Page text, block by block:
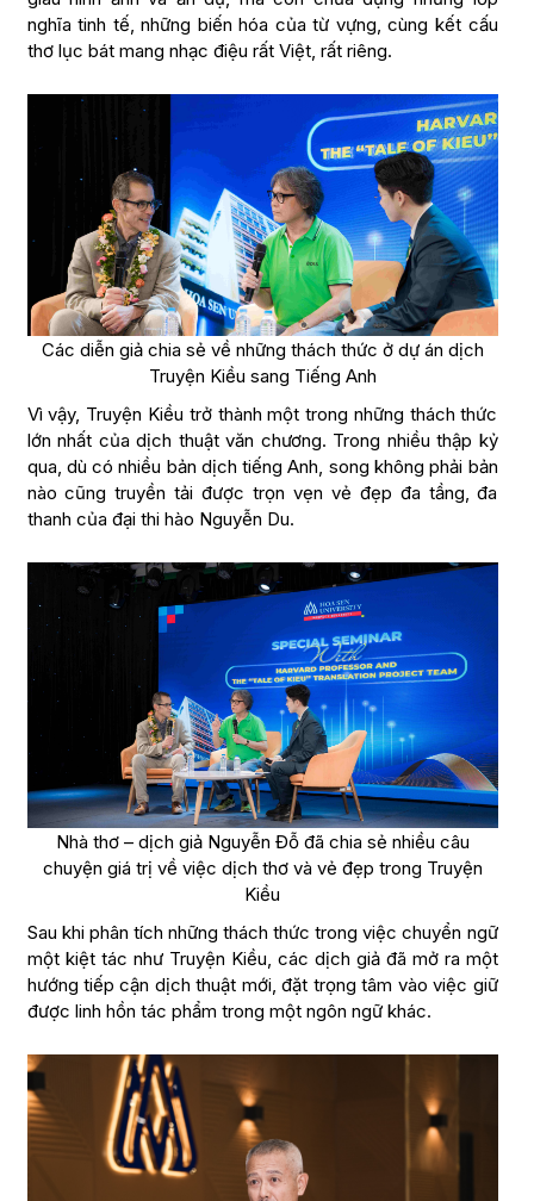
nghĩa tinh tế, những biến hóa của từ vựng, cùng kết cấu
thơ lục bát mang nhạc điệu rất Việt, rất riêng.
Các diễn giả chia sẻ về những thách thức ở dự án dịch
Truyện Kiều sang Tiếng Anh
Vì vậy, Truyện Kiều trở thành một trong những thách thức
lớn nhất của dịch thuật văn chương. Trong nhiều thập kỷ
qua, dù có nhiều bản dịch tiếng Anh, song không phải bản
nào cũng truyền tải được trọn vẹn vẻ đẹp đa tầng, đa
thanh của đại thi hào Nguyễn Du.
Nhà thơ – dịch giả Nguyễn Đỗ đã chia sẻ nhiều câu
chuyện giá trị về việc dịch thơ và vẻ đẹp trong Truyện
Kiều
Sau khi phân tích những thách thức trong việc chuyển ngữ
một kiệt tác như Truyện Kiều, các dịch giả đã mở ra một
hướng tiếp cận dịch thuật mới, đặt trọng tâm vào việc giữ
được linh hồn tác phẩm trong một ngôn ngữ khác.